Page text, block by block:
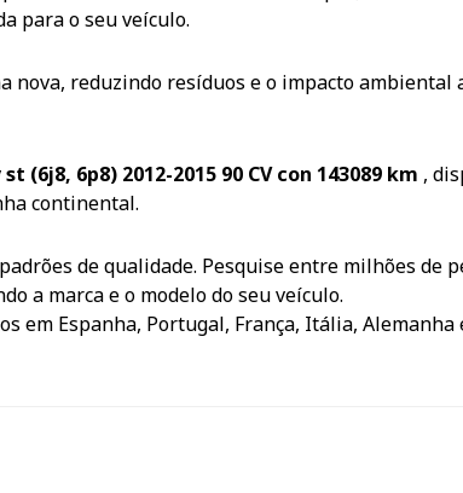
para o seu veículo.
reduzindo resíduos e o impacto ambiental
(6j8, 6p8) 2012-2015 90 CV con 143089 km ,
continental.
de qualidade. Pesquise entre milhões de
a marca e o modelo do seu veículo.
em Espanha, Portugal, França, Itália,